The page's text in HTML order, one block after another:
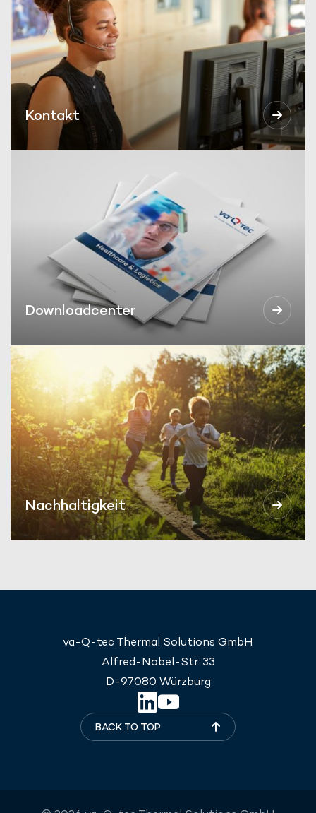
Kontakt
Downloadcenter
Nachhaltigkeit
va-Q-tec Thermal Solutions GmbH
Alfred-Nobel-Str. 33
D-97080 Würzburg
BACK TO TOP